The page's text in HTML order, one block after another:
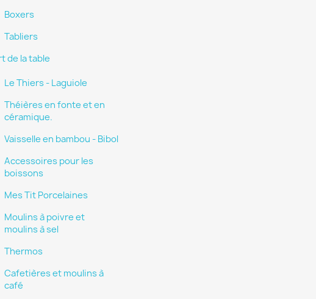
Boxers
Tabliers
de la table
Le Thiers - Laguiole
Théières en fonte et en
céramique.
Vaisselle en bambou - Bibol
Accessoires pour les
boissons
Mes Tit Porcelaines
Moulins à poivre et
moulins à sel
Thermos
Cafetières et moulins à
café